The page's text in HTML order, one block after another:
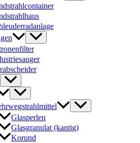
Glasperlen
Glasgranulat (kantig)
Korund